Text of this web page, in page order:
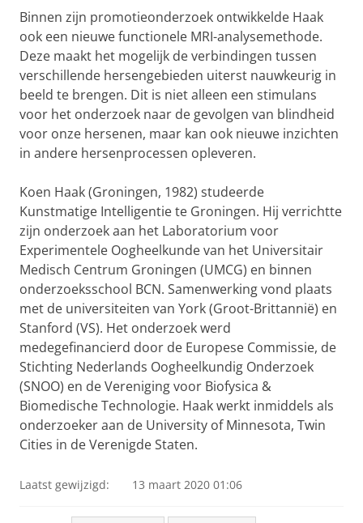
Binnen zijn promotieonderzoek ontwikkelde Haak
ook een nieuwe functionele MRI-analysemethode.
Deze maakt het mogelijk de verbindingen tussen
verschillende hersengebieden uiterst nauwkeurig in
beeld te brengen. Dit is niet alleen een stimulans
voor het onderzoek naar de gevolgen van blindheid
voor onze hersenen, maar kan ook nieuwe inzichten
in andere hersenprocessen opleveren.
Koen Haak (Groningen, 1982) studeerde
Kunstmatige Intelligentie te Groningen. Hij verrichtte
zijn onderzoek aan het Laboratorium voor
Experimentele Oogheelkunde van het Universitair
Medisch Centrum Groningen (UMCG) en binnen
onderzoeksschool BCN. Samenwerking vond plaats
met de universiteiten van York (Groot-Brittannië) en
Stanford (VS). Het onderzoek werd
medegefinancierd door de Europese Commissie, de
Stichting Nederlands Oogheelkundig Onderzoek
(SNOO) en de Vereniging voor Biofysica &
Biomedische Technologie. Haak werkt inmiddels als
onderzoeker aan de University of Minnesota, Twin
Cities in de Verenigde Staten.
Laatst gewijzigd: 13 maart 2020 01:06